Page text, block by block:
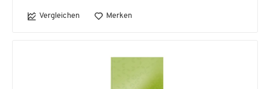
Vergleichen Merken